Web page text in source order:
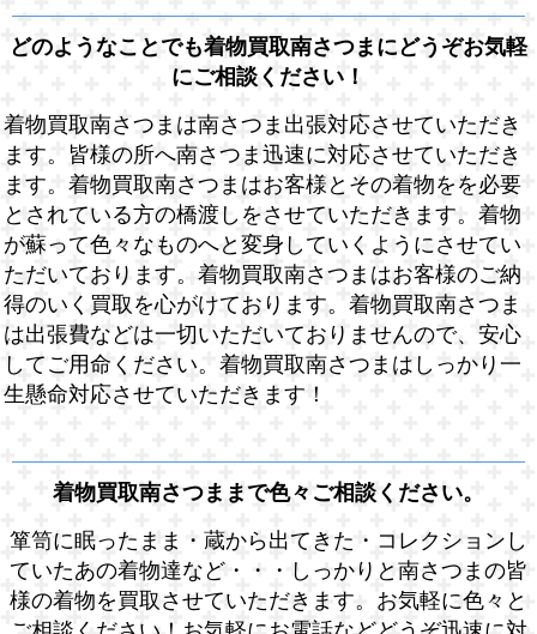
どのようなことでも着物買取南さつまにどうぞお気軽
にご相談ください！
着物買取南さつまは南さつま出張対応させていただき
ます。皆様の所へ南さつま迅速に対応させていただき
ます。着物買取南さつまはお客様とその着物をを必要
とされている方の橋渡しをさせていただきます。着物
が蘇って色々なものへと変身していくようにさせてい
ただいております。着物買取南さつまはお客様のご納
得のいく買取を心がけております。着物買取南さつま
は出張費などは一切いただいておりませんので、安心
してご用命ください。着物買取南さつまはしっかり一
生懸命対応させていただきます！
着物買取南さつままで色々ご相談ください。
箪笥に眠ったまま・蔵から出てきた・コレクションし
ていたあの着物達など・・・しっかりと南さつまの皆
様の着物を買取させていただきます。お気軽に色々と